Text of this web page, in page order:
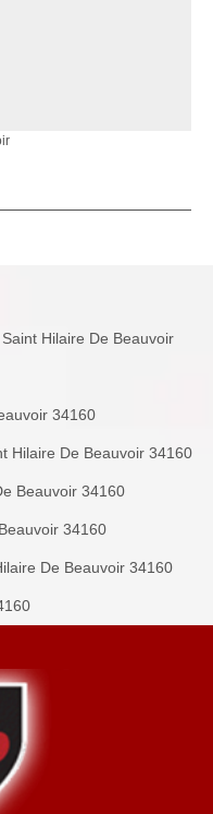
Hilaire De Beauvoir
34160
Hilaire De Beauvoir 34160
Beauvoir 34160
34160
De Beauvoir 34160